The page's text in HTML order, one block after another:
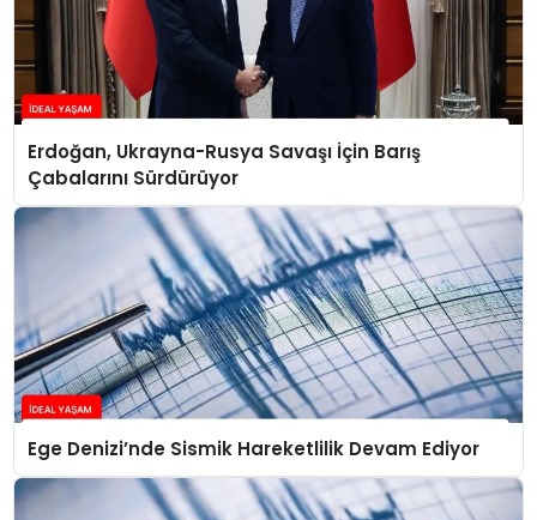
Erdoğan, Ukrayna-Rusya Savaşı İçin Barış
Çabalarını Sürdürüyor
Ege Denizi’nde Sismik Hareketlilik Devam Ediyor